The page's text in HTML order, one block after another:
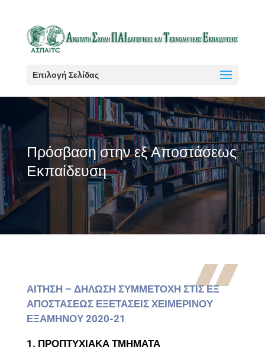
Επιλογή Σελίδας
Πρόσβαση στην εξ Αποστάσεως
Εκπαίδευση
ΑΙΤΗΣΗ – ΔΗΛΩΣΗ ΣΥΜΜΕΤΟΧΗ ΣΤΙΣ ΕΞ
ΑΠΟΣΤΑΣΕΩΣ ΕΞΕΤΑΣΕΙΣ ΧΕΙΜΕΡΙΝΟΥ
ΕΞΑΜΗΝΟΥ 2020-21
1. ΠΡΟΠΤΥΧΙΑΚΑ ΤΜΗΜΑΤΑ